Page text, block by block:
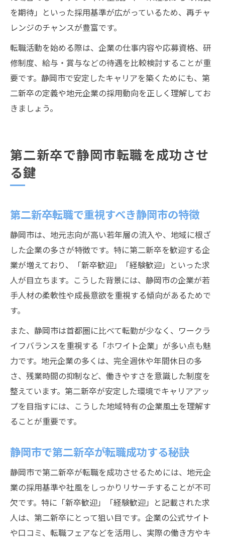
を期待」といった採用基準が広がっているため、再チャ
レンジのチャンスが豊富です。
転職活動を始める際は、企業の仕事内容や応募資格、研
修制度、給与・賞与などの待遇を比較検討することが重
要です。静岡市で安定したキャリアを築くためにも、第
二新卒の定義や地元企業の採用動向を正しく理解してお
きましょう。
第二新卒で静岡市転職を成功させ
る鍵
第二新卒転職で重視すべき静岡市の特徴
静岡市は、地元志向が高い若年層の流入や、地域に根ざ
した企業の多さが特徴です。特に第二新卒を歓迎する企
業が増えており、「新卒歓迎」「経験歓迎」といった求
人が目立ちます。こうした背景には、静岡市の企業が若
手人材の柔軟性や成長意欲を重視する傾向があるためで
す。
また、静岡市は首都圏に比べて転勤が少なく、ワークラ
イフバランスを重視する「ホワイト企業」が多い点も魅
力です。地元企業の多くは、完全週休や年間休日の多
さ、残業時間の抑制など、働きやすさを意識した制度を
整えています。第二新卒が安定した環境でキャリアアッ
プを目指すには、こうした地域特有の企業風土を理解す
ることが重要です。
静岡市で第二新卒が転職成功する秘訣
静岡市で第二新卒が転職を成功させるためには、地元企
業の採用基準や社風をしっかりリサーチすることが不可
欠です。特に「新卒歓迎」「経験歓迎」と記載された求
人は、第二新卒にとって狙い目です。企業の公式サイト
や口コミ、転職フェアなどを活用し、実際の働き方やキ